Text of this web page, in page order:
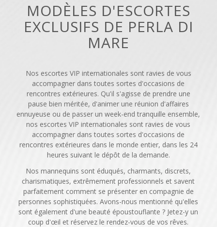
MODÈLES D'ESCORTES
EXCLUSIFS DE PERLA DI
MARE
Nos escortes VIP internationales sont ravies de vous
accompagner dans toutes sortes d'occasions de
rencontres extérieures. Qu'il s'agisse de prendre une
pause bien méritée, d'animer une réunion d'affaires
ennuyeuse ou de passer un week-end tranquille ensemble,
nos escortes VIP internationales sont ravies de vous
accompagner dans toutes sortes d'occasions de
rencontres extérieures dans le monde entier, dans les 24
heures suivant le dépôt de la demande.
Nos mannequins sont éduqués, charmants, discrets,
charismatiques, extrêmement professionnels et savent
parfaitement comment se présenter en compagnie de
personnes sophistiquées. Avons-nous mentionné qu'elles
sont également d'une beauté époustouflante ? Jetez-y un
coup d'œil et réservez le rendez-vous de vos rêves.